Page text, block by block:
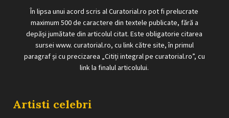
În lipsa unui acord scris al Curatorial.ro pot fi prelucrate
maximum 500 de caractere din textele publicate, fără a
depăși jumătate din articolul citat. Este obligatorie citarea
sursei www. curatorial.ro, cu link către site, în primul
paragraf și cu precizarea „Citiți integral pe curatorial.ro”, cu
link la finalul articolului.
Artisti celebri